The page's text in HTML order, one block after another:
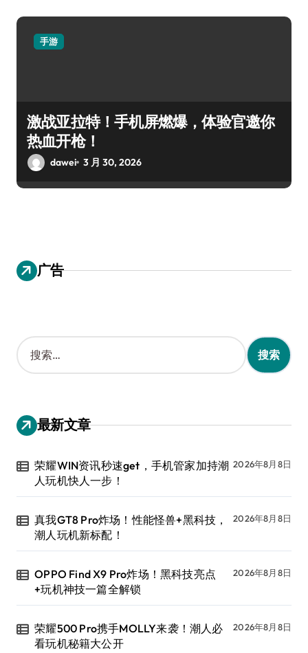
手游
激战亚拉特！手机屏燃爆，体验官邀你
热血开枪！
dawei 3 月 30, 2026
广告
搜
索
：
最新文章
荣耀WIN资讯秒速get，手机管家加持潮
人玩机快人一步！
2026年8月8日
真我GT8 Pro炸场！性能怪兽+黑科技，
潮人玩机新标配！
2026年8月8日
OPPO Find X9 Pro炸场！黑科技亮点
+玩机神技一篇全解锁
2026年8月8日
荣耀500 Pro携手MOLLY来袭！潮人必
看玩机秘籍大公开
2026年8月8日